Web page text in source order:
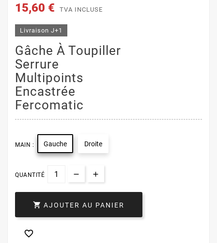
15,60 € TVA INCLUSE
Livraison J+1
Gâche À Toupiller
Serrure
Multipoints
Encastrée
Fercomatic
MAIN : Gauche Droite
QUANTITÉ
 AJOUTER AU PANIER
